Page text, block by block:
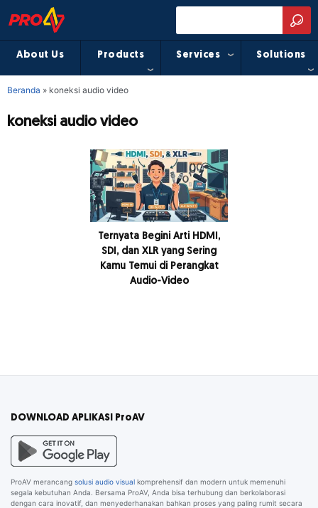
About Us Products Services Solutions
Beranda » koneksi audio video
koneksi audio video
Ternyata Begini Arti HDMI,
SDI, dan XLR yang Sering
Kamu Temui di Perangkat
Audio-Video
DOWNLOAD APLIKASI ProAV
ProAV merancang solusi audio visual komprehensif dan modern untuk memenuhi
segala kebutuhan Anda. Bersama ProAV, Anda bisa terhubung dan berkolaborasi
dengan cara inovatif, dan menyederhanakan bahkan proses yang paling rumit secara